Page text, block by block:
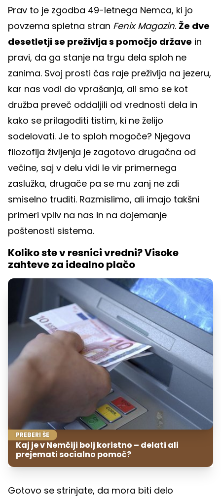
Prav to je zgodba 49-letnega Nemca, ki jo
povzema spletna stran Fenix Magazin. Že dve
desetletji se preživlja s pomočjo države in
pravi, da ga stanje na trgu dela sploh ne
zanima. Svoj prosti čas raje preživlja na jezeru,
kar nas vodi do vprašanja, ali smo se kot
družba preveč oddaljili od vrednosti dela in
kako se prilagoditi tistim, ki ne želijo
sodelovati. Je to sploh mogoče? Njegova
filozofija življenja je zagotovo drugačna od
večine, saj v delu vidi le vir primernega
zaslužka, drugače pa se mu zanj ne zdi
smiselno truditi. Razmislimo, ali imajo takšni
primeri vpliv na nas in na dojemanje
poštenosti sistema.
Koliko ste v resnici vredni? Visoke
zahteve za idealno plačo
PREBERI ŠE
Kaj je v Nemčiji bolj koristno – delati ali
prejemati socialno pomoč?
Gotovo se strinjate, da mora biti delo